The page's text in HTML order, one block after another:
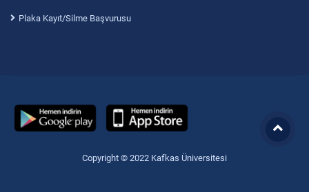
Plaka Kayıt/Silme Başvurusu
Copyright © 2022 Kafkas Üniversitesi